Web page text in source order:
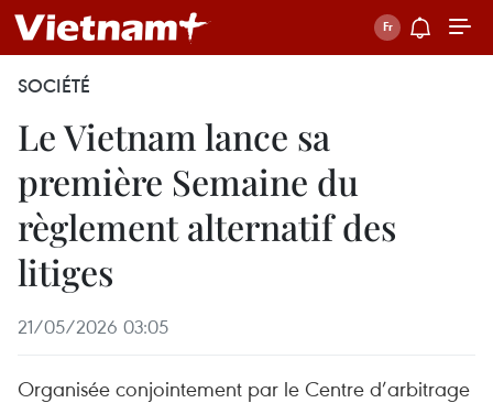
SOCIÉTÉ
Le Vietnam lance sa
première Semaine du
règlement alternatif des
litiges
21/05/2026 03:05
Organisée conjointement par le Centre d’arbitrage